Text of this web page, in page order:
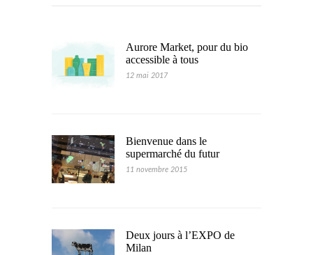
Aurore Market, pour du bio
accessible à tous
12 mai 2017
Bienvenue dans le
supermarché du futur
11 novembre 2015
Deux jours à l’EXPO de
Milan